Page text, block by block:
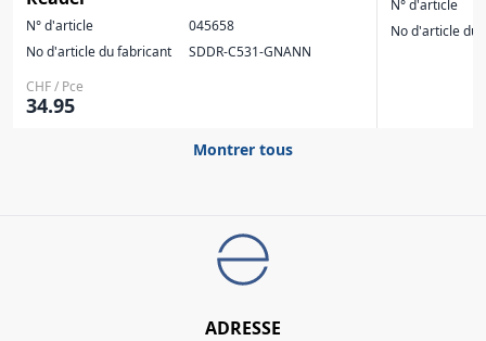
N° d'article
045658
No d'article du fabricant
SDDR-C531-GNANN
CHF / Pce
34.95
N° d'article
No d'article du
Montrer tous
ADRESSE